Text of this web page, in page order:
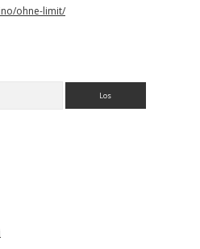
ohne-limit/